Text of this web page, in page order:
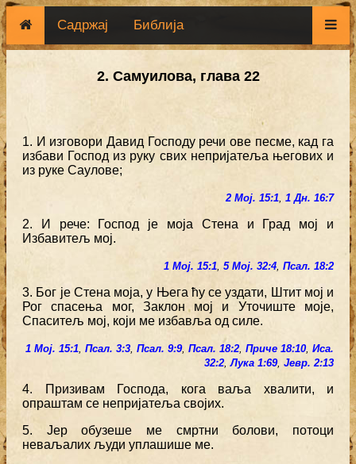
Садржај Библија
2. Самуилова, глава 22
1. И изговори Давид Господу речи ове песме, кад га
избави Господ из руку свих непријатеља његових и
из руке Саулове;
2 Мој. 15:1, 1 Дн. 16:7
2. И рече: Господ је моја Стена и Град мој и
Избавитељ мој.
1 Мој. 15:1, 5 Мој. 32:4, Псал. 18:2
3. Бог је Стена моја, у Њега ћу се уздати, Штит мој и
Рог спасења мог, Заклон мој и Уточиште моје,
Спаситељ мој, који ме избавља од силе.
1 Мој. 15:1, Псал. 3:3, Псал. 9:9, Псал. 18:2, Приче 18:10, Иса.
32:2,Лука 1:69, Јевр. 2:13
4. Призивам Господа, кога ваља хвалити, и
опраштам се непријатеља својих.
5. Јер обузеше ме смртни болови, потоци
неваљалих људи уплашише ме.